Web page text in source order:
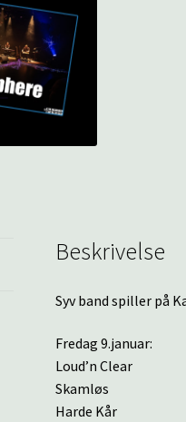
Beskrivelse
Syv band spiller på
Fredag 9.januar:
Loud’n Clear
Skamløs
Harde Kår